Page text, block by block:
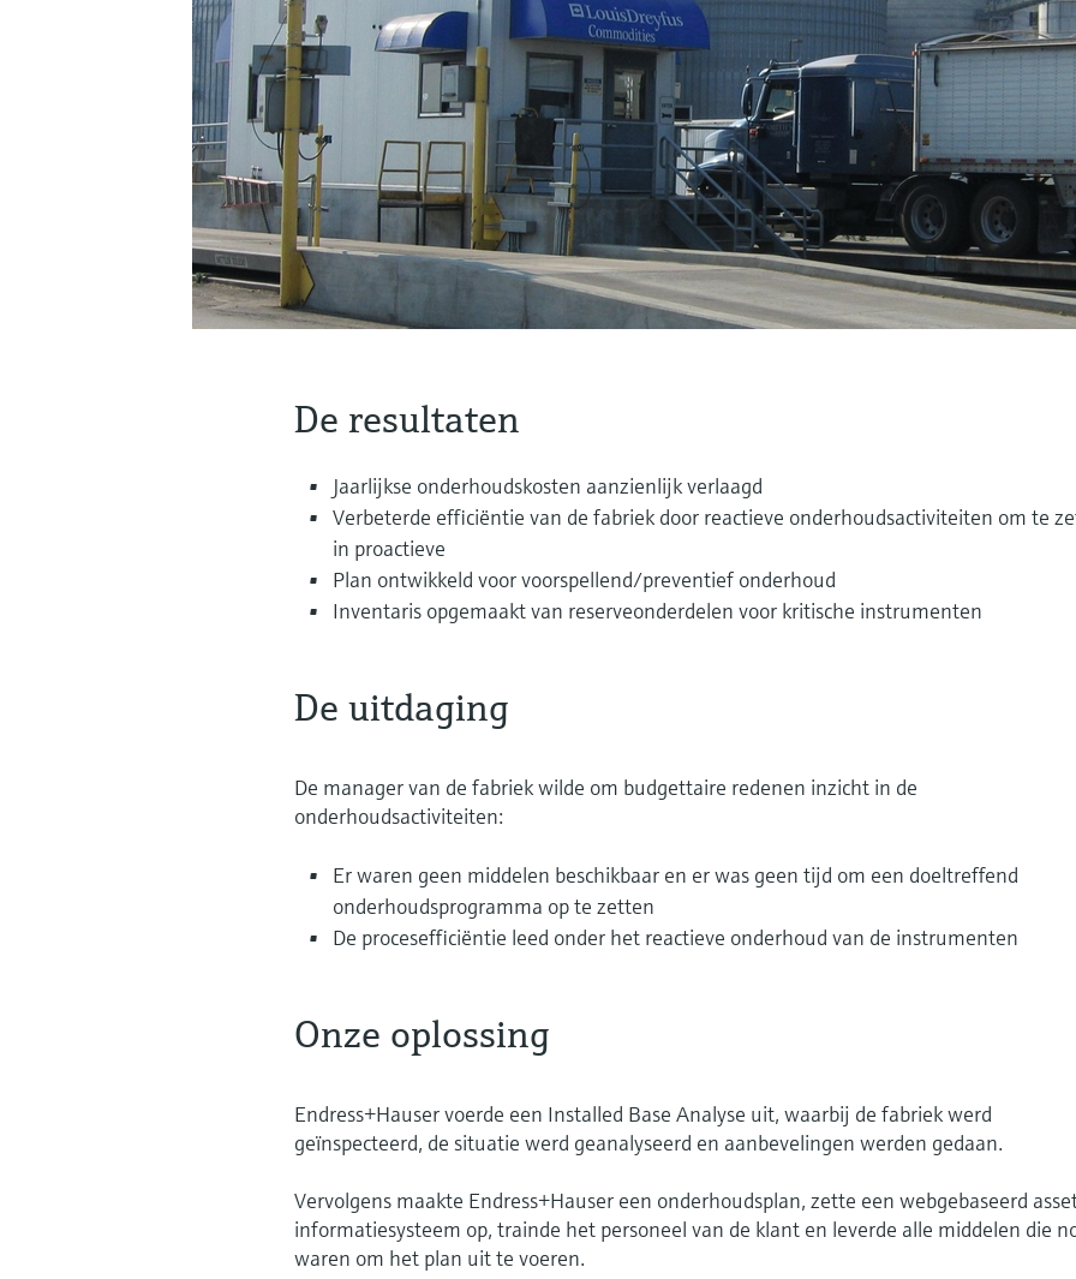
De resultaten
Jaarlijkse onderhoudskosten aanzienlijk verlaagd
Verbeterde efficiëntie van de fabriek door reactieve onderhoudsactiviteiten om te
in proactieve
Plan ontwikkeld voor voorspellend/preventief onderhoud
Inventaris opgemaakt van reserveonderdelen voor kritische instrumenten
De uitdaging
De manager van de fabriek wilde om budgettaire redenen inzicht in de
onderhoudsactiviteiten:
Er waren geen middelen beschikbaar en er was geen tijd om een doeltreffend
onderhoudsprogramma op te zetten
De procesefficiëntie leed onder het reactieve onderhoud van de instrumenten
Onze oplossing
Endress+Hauser voerde een Installed Base Analyse uit, waarbij de fabriek werd
geïnspecteerd, de situatie werd geanalyseerd en aanbevelingen werden gedaan.
Vervolgens maakte Endress+Hauser een onderhoudsplan, zette een webgebaseerd
informatiesysteem op, trainde het personeel van de klant en leverde alle middelen die
waren om het plan uit te voeren.